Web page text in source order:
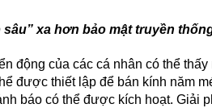
xa hơn bảo mật truyền
động của các cá nhân có thể
được thiết lập để bán kính năm
báo có thể được kích hoạt. Giải